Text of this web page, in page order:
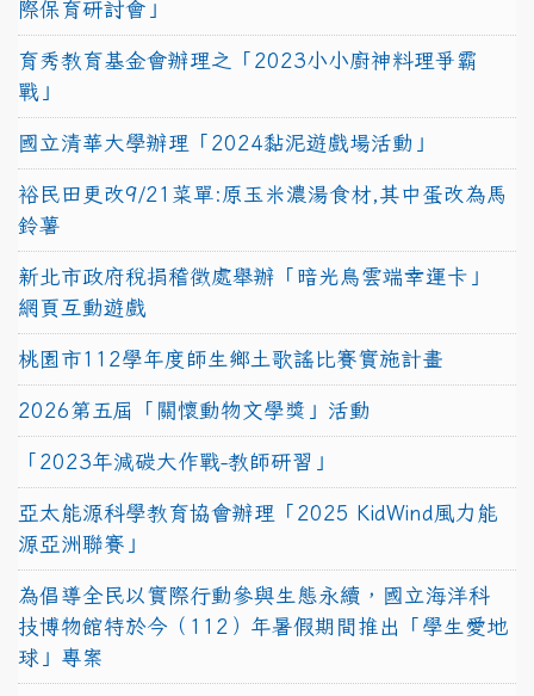
際保育研討會」
育秀教育基金會辦理之「2023小小廚神料理爭霸
戰」
國立清華大學辦理「2024黏泥遊戲場活動」
裕民田更改9/21菜單:原玉米濃湯食材,其中蛋改為馬
鈴薯
新北市政府稅捐稽徵處舉辦「暗光鳥雲端幸運卡」
網頁互動遊戲
桃園市112學年度師生鄉土歌謠比賽實施計畫
2026第五屆「關懷動物文學獎」活動
「2023年減碳大作戰-教師研習」
亞太能源科學教育協會辦理「2025 KidWind風力能
源亞洲聯賽」
為倡導全民以實際行動參與生態永續，國立海洋科
技博物館特於今（112）年暑假期間推出「學生愛地
球」專案